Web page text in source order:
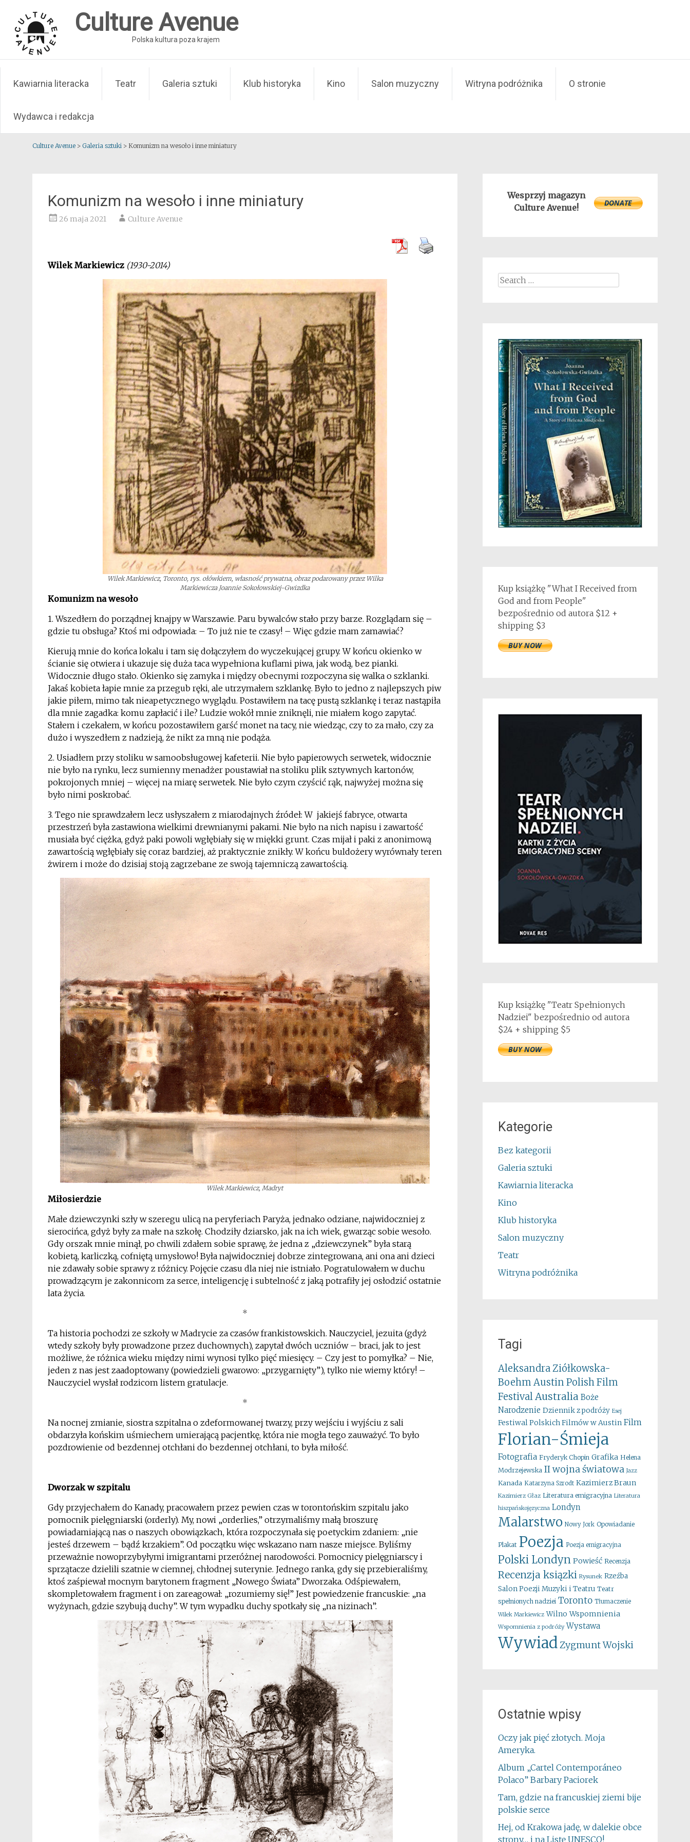
content
Culture Avenue
Polska kultura poza krajem
Kawiarnia literacka Teatr Galeria sztuki Klub historyka Kino Salon muzyczny Witryna podróżnika O stronie
Wydawca i redakcja
Culture Avenue > Galeria sztuki > Komunizm na wesoło i inne miniatury
Komunizm na wesoło i inne miniatury
26 maja 2021 Culture Avenue
Wilek Markiewicz (1930-2014)
Wilek Markiewicz, Toronto, rys. ołówkiem, własność prywatna, obraz podarowany przez Wilka
Markiewicza Joannie Sokołowskiej-Gwizdka
Komunizm na wesoło
1. Wszedłem do porządnej knajpy w Warszawie. Paru bywalców stało przy barze. Rozglądam się –
gdzie tu obsługa? Ktoś mi odpowiada: – To już nie te czasy! – Więc gdzie mam zamawiać?
Kierują mnie do końca lokalu i tam się dołączyłem do wyczekującej grupy. W końcu okienko w
ścianie się otwiera i ukazuje się duża taca wypełniona kuflami piwa, jak wodą, bez pianki.
Widocznie długo stało. Okienko się zamyka i między obecnymi rozpoczyna się walka o szklanki.
Jakaś kobieta łapie mnie za przegub ręki, ale utrzymałem szklankę. Było to jedno z najlepszych piw
jakie piłem, mimo tak nieapetycznego wyglądu. Postawiłem na tacę pustą szklankę i teraz nastąpiła
dla mnie zagadka: komu zapłacić i ile? Ludzie wokół mnie zniknęli, nie miałem kogo zapytać.
Stałem i czekałem, w końcu pozostawiłem garść monet na tacy, nie wiedząc, czy to za mało, czy za
dużo i wyszedłem z nadzieją, że nikt za mną nie podąża.
2. Usiadłem przy stoliku w samoobsługowej kafeterii. Nie było papierowych serwetek, widocznie
nie było na rynku, lecz sumienny menadżer poustawiał na stoliku plik sztywnych kartonów,
pokrojonych mniej – więcej na miarę serwetek. Nie było czym czyścić rąk, najwyżej można się
było nimi poskrobać.
3. Tego nie sprawdzałem lecz usłyszałem z miarodajnych źródeł: W jakiejś fabryce, otwarta
przestrzeń była zastawiona wielkimi drewnianymi pakami. Nie było na nich napisu i zawartość
musiała być ciężka, gdyż paki powoli wgłębiały się w miękki grunt. Czas mijał i paki z anonimową
zawartością wgłębiały się coraz bardziej, aż praktycznie znikły. W końcu buldożery wyrównały teren
żwirem i może do dzisiaj stoją zagrzebane ze swoją tajemniczą zawartością.
Wilek Markiewicz, Madryt
Miłosierdzie
Małe dziewczynki szły w szeregu ulicą na peryferiach Paryża, jednako odziane, najwidoczniej z
sierocińca, gdyż były za małe na szkołę. Chodziły dziarsko, jak na ich wiek, gwarząc sobie wesoło.
Gdy orszak mnie minął, po chwili zdałem sobie sprawę, że jedna z „dziewczynek” była starą
kobietą, karliczką, cofniętą umysłowo! Była najwidoczniej dobrze zintegrowana, ani ona ani dzieci
nie zdawały sobie sprawy z różnicy. Pojęcie czasu dla niej nie istniało. Pogratulowałem w duchu
prowadzącym je zakonnicom za serce, inteligencję i subtelność z jaką potrafiły jej osłodzić ostatnie
lata życia.
*
Ta historia pochodzi ze szkoły w Madrycie za czasów frankistowskich. Nauczyciel, jezuita (gdyż
wtedy szkoły były prowadzone przez duchownych), zapytał dwóch uczniów – braci, jak to jest
możliwe, że różnica wieku między nimi wynosi tylko pięć miesięcy. – Czy jest to pomyłka? – Nie,
jeden z nas jest zaadoptowany (powiedzieli gwarowo: „przygarnięty”), tylko nie wiemy który! –
Nauczyciel wysłał rodzicom listem gratulacje.
*
Na nocnej zmianie, siostra szpitalna o zdeformowanej twarzy, przy wejściu i wyjściu z sali
obdarzyła końskim uśmiechem umierającą pacjentkę, która nie mogła tego zauważyć. To było
pozdrowienie od bezdennej otchłani do bezdennej otchłani, to była miłość.
Dworzak w szpitalu
Gdy przyjechałem do Kanady, pracowałem przez pewien czas w torontońskim szpitalu jako
pomocnik pielęgniarski (orderly). My, nowi „orderlies,” otrzymaliśmy małą broszurę
powiadamiającą nas o naszych obowiązkach, która rozpoczynała się poetyckim zdaniem: „nie
jesteś drzewem – bądź krzakiem”. Od początku więc wskazano nam nasze miejsce. Byliśmy
przeważnie nowoprzybyłymi imigrantami przeróżnej narodowości. Pomocnicy pielęgniarscy i
sprzątacze dzielili szatnie w ciemnej, chłodnej suterynie. Jednego ranka, gdy się przebieraliśmy,
ktoś zaśpiewał mocnym barytonem fragment „Nowego Świata” Dworzaka. Odśpiewałem,
skompletowałem fragment i on zareagował: „rozumiemy się!” Jest powiedzenie francuskie: „na
wyżynach, gdzie szybują duchy”. W tym wypadku duchy spotkały się „na nizinach”.
Wesprzyj magazyn
Culture Avenue!
Search
Kup książkę "What I Received from
God and from People"
bezpośrednio od autora $12 +
shipping $3
Kup książkę "Teatr Spełnionych
Nadziei" bezpośrednio od autora
$24 + shipping $5
Kategorie
Bez kategorii
Galeria sztuki
Kawiarnia literacka
Kino
Klub historyka
Salon muzyczny
Teatr
Witryna podróżnika
Tagi
Aleksandra Ziółkowska-
Boehm Austin Polish Film
FestivalAustralia Boże
Narodzenie Dziennik z podróży Esej
Festiwal Polskich Filmów w Austin Film
Florian-Śmieja
Fotografia Fryderyk Chopin Grafika Helena
Modrzejewska II wojna światowa Jazz
Kanada Katarzyna Szrodt Kazimierz Braun
Kazimierz Głaz Literatura emigracyjna Literatura
hiszpańskojęzyczna Londyn
Malarstwo Nowy Jork Opowiadanie
Plakat Poezja Poezja emigracyjna
Polski Londyn Powieść Recenzja
Recenzja ksiązki Rysunek Rzeźba
Salon Poezji Muzyki i Teatru Teatr
spełnionych nadziei Toronto Tłumaczenie
Wilek Markiewicz Wilno Wspomnienia
Wspomnienia z podróży Wystawa
WywiadZygmunt Wojski
Ostatnie wpisy
Oczy jak pięć złotych. Moja
Ameryka.
Album „Cartel Contemporáneo
Polaco” Barbary Paciorek
Tam, gdzie na francuskiej ziemi bije
polskie serce
Hej, od Krakowa jadę, w dalekie obce
strony… i na Listę UNESCO!